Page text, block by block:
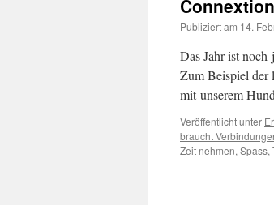
Publiziert am 14.
Das Jahr ist noch
Zum Beispiel der
mit unserem
Veröffentlicht unter
braucht
Zeit nehmen, Spass,